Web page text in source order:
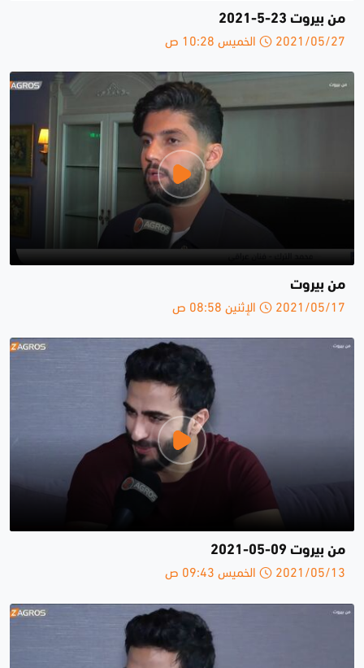
من بيروت 23-5-2021
2021/05/27 الخميس 10:28 ص
من بيروت
2021/05/17 الإثنين 08:58 ص
من بيروت 09-05-2021
2021/05/13 الخميس 09:43 ص